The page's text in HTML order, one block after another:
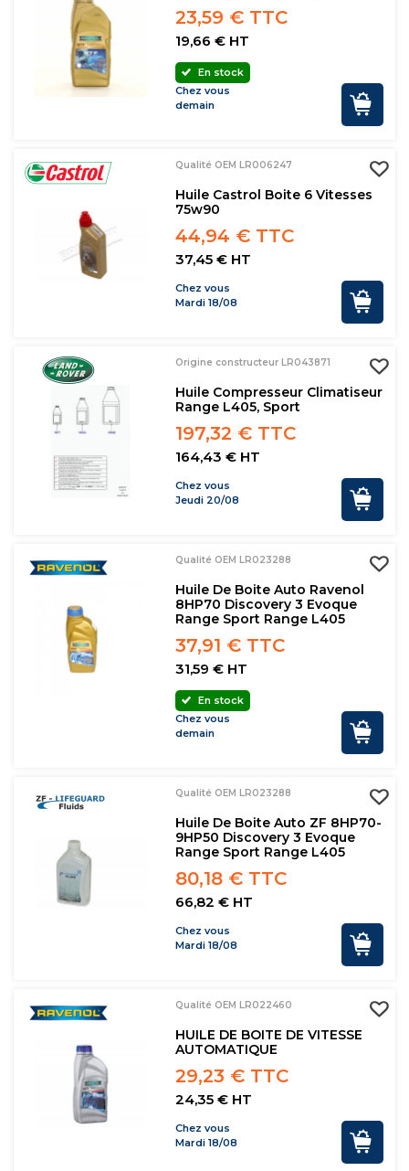
23,59 € TTC
19,66 € HT
En stock
Chez vous
demain
Qualité OEM LR006247
Huile Castrol Boite 6 Vitesses
75w90
44,94 € TTC
37,45 € HT
Chez vous
Mardi 18/08
Origine constructeur LR043871
Huile Compresseur Climatiseur
Range L405, Sport
197,32 € TTC
164,43 € HT
Chez vous
Jeudi 20/08
Qualité OEM LR023288
Huile De Boite Auto Ravenol
8HP70 Discovery 3 Evoque
Range Sport Range L405
37,91 € TTC
31,59 € HT
En stock
Chez vous
demain
Qualité OEM LR023288
Huile De Boite Auto ZF 8HP70-
9HP50 Discovery 3 Evoque
Range Sport Range L405
80,18 € TTC
66,82 € HT
Chez vous
Mardi 18/08
Qualité OEM LR022460
HUILE DE BOITE DE VITESSE
AUTOMATIQUE
29,23 € TTC
24,35 € HT
Chez vous
Mardi 18/08